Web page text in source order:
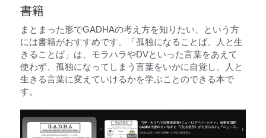
書籍
まとまった形でGADHAの考え方を知りたい、という方
には書籍がおすすめです。「孤独になることば、人と生
きることば」は、モラハラやDVといった言葉をあえて
使わず、孤独になってしまう言葉をいかに自覚し、人と
生きる言葉に変えていけるかを学ぶことのできる本で
す。